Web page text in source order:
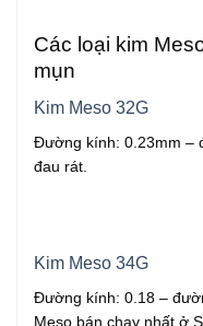
Các loại kim
mụn
Kim Meso 32G
Đường kính: 0.23mm –
đau rát.
Kim Meso 34G
Đường kính: 0.18 –
Meso bán chạy nhất ở